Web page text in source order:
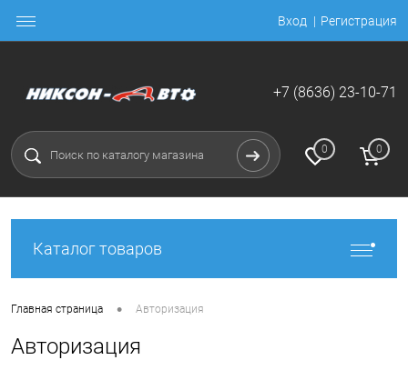
Вход Регистрация
+7 (8636) 23-10-71
0 0
Каталог товаров
Главная страница • Авторизация
Авторизация